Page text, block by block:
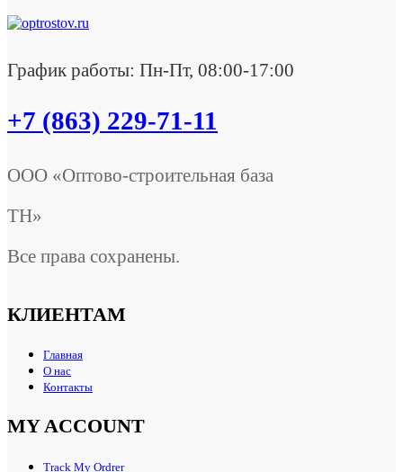
График работы: Пн-Пт, 08:00-17:00
+7 (863) 229-71-11
ООО «Оптово-строительная база
ТН»
Все права сохранены.
КЛИЕНТАМ
Главная
О нас
Контакты
MY ACCOUNT
Track My Ordrer